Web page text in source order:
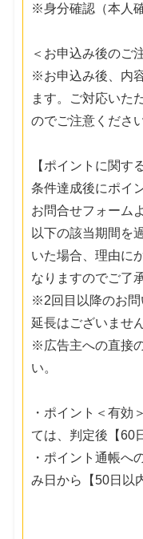
※身分確認（本人
＜お申込み後のご
※お申込み後、内
ます。ご対応いた
のでご注意ください
【ポイントに関す
条件達成後にポイ
お問合せフォーム
以下の該当期間を
いた場合、理由に
なりますのでご了
※2回目以降のお問
延長はございません
※広告主への直接
い。
・ポイント＜有効
ては、判定後【60
・ポイント通帳へ
み日から【50日以